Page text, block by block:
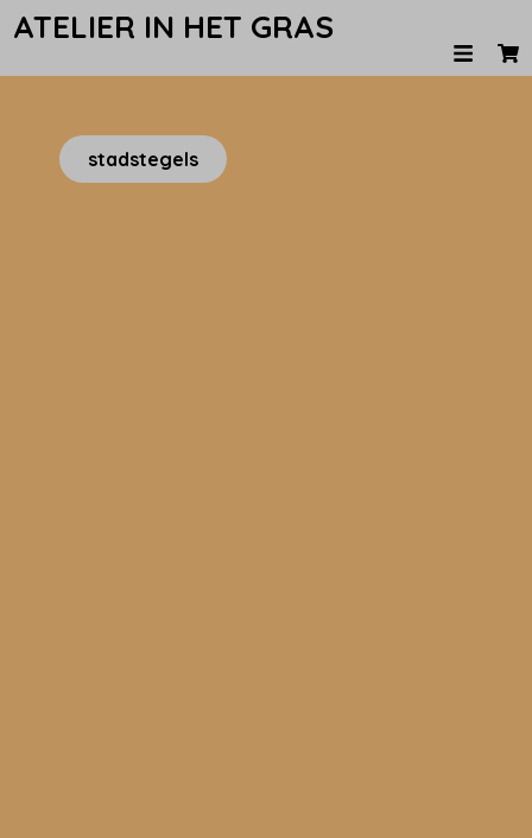
ATELIER IN HET GRAS
stadstegels